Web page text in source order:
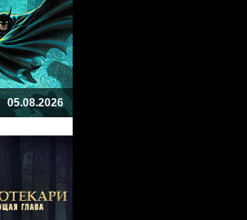
05.08.2026